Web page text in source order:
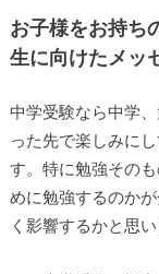
お子様をお持ち
生に向けたメッ
中学受験なら中学
った先で楽しみに
す。特に勉強その
めに勉強するのか
く影響するかと思い